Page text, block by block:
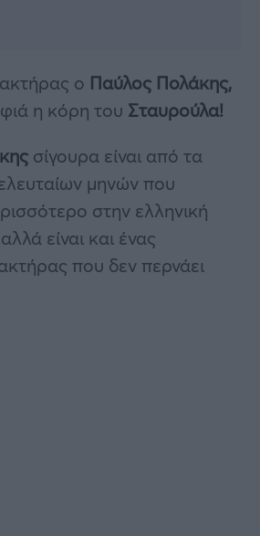
ο Παύλος Πολάκης,
η κόρη του Σταυρούλα!
σίγουρα είναι από τα
μηνών που
στην ελληνική
είναι και ένας
που δεν περνάει